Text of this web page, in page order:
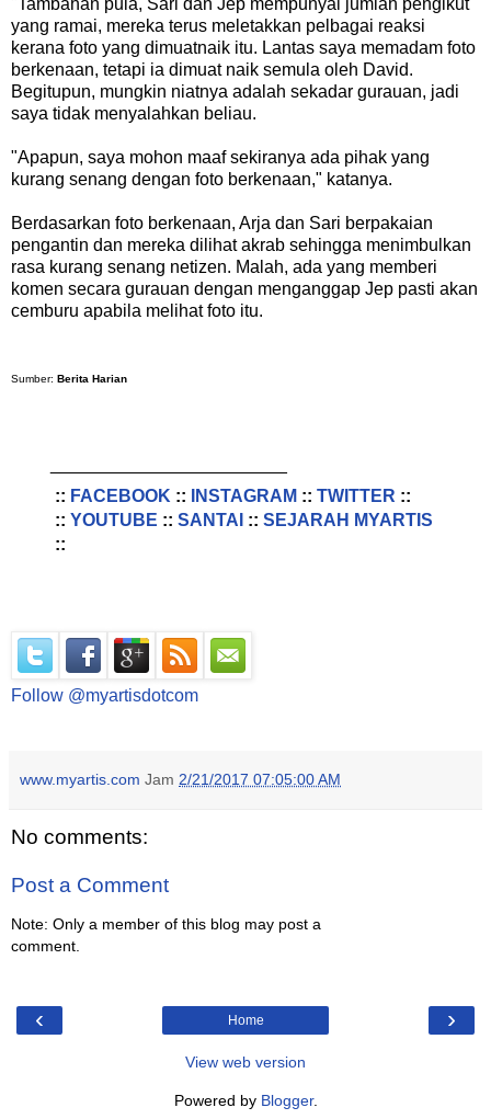
"Tambahan pula, Sari dan Jep mempunyai jumlah pengikut
yang ramai, mereka terus meletakkan pelbagai reaksi
kerana foto yang dimuatnaik itu. Lantas saya memadam foto
berkenaan, tetapi ia dimuat naik semula oleh David.
Begitupun, mungkin niatnya adalah sekadar gurauan, jadi
saya tidak menyalahkan beliau.
"Apapun, saya mohon maaf sekiranya ada pihak yang
kurang senang dengan foto berkenaan," katanya.
Berdasarkan foto berkenaan, Arja dan Sari berpakaian
pengantin dan mereka dilihat akrab sehingga menimbulkan
rasa kurang senang netizen. Malah, ada yang memberi
komen secara gurauan dengan menganggap Jep pasti akan
cemburu apabila melihat foto itu.
Sumber: Berita Harian
:: FACEBOOK :: INSTAGRAM :: TWITTER ::
:: YOUTUBE :: SANTAI :: SEJARAH MYARTIS
::
Follow @myartisdotcom
www.myartis.com Jam 2/21/2017 07:05:00 AM
No comments:
Post a Comment
Note: Only a member of this blog may post a
comment.
‹ ›
Home
View web version
Powered by Blogger.